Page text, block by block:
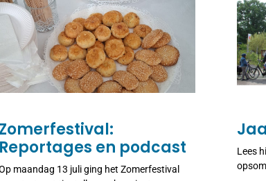
Zomerfestival:
Reportages en podcast
maandag 13 juli ging het Zomerfestival
Lees